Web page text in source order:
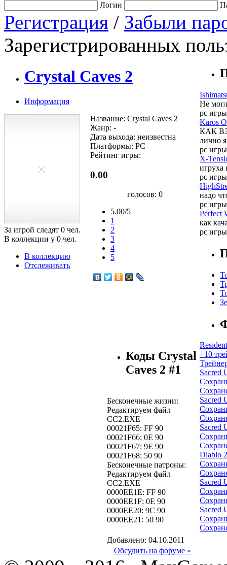
Логин
Регистрация / Забыли
Зарегистрированных
Crystal Caves 2
Информация
За игрой следят 0 чел.
В коллекции у 0 чел.
В коллекцию
Отслеживать
Название: Crystal Caves 2
Жанр: -
Дата выхода: неизвестна
Платформы: PC
Рейтинг игры:
0.00
голосов: 0
5.00/5
1
2
3
4
5
Коды Crystal
Caves 2 #1
Бесконечные жизни:
Редактируем файл
CC2.EXE
00021F65: FF 90
00021F66: 0E 90
00021F67: 9E 90
00021F68: 50 90
Бесконечные патроны:
Редактируем файл
CC2.EXE
0000EE1E: FF 90
0000EE1F: 0E 90
0000EE20: 9C 90
0000EE21: 50 90
Добавлено: 04.10.2011
Обсудить на форуме »
Не
pc игры
Karos
КАК
лично
pc игры
X-
игруха
pc игры
надо
pc игры
Perfect
как
pc игры
+10
Sacred
Sacred
Sacred
Diablo 2
Sacred
Sacred